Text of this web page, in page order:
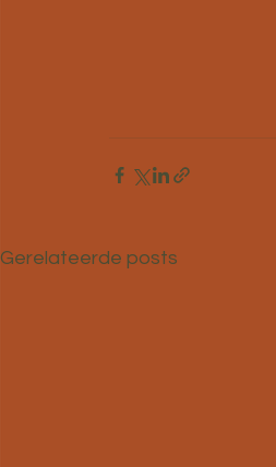
Gerelateerde posts